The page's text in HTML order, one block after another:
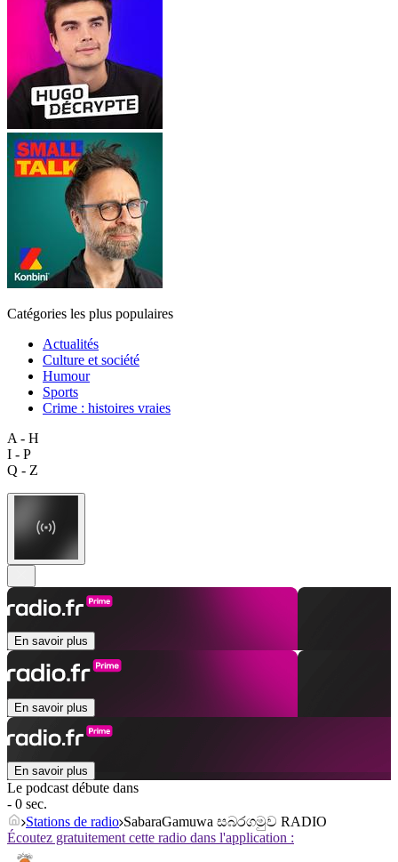
Catégories les plus populaires
Actualités
Culture et société
Humour
Sports
Crime : histoires vraies
A - H
I - P
Q - Z
En savoir plus
En savoir plus
En savoir plus
Le podcast débute dans
- 0 sec.
Stations de radio SabaraGamuwa සබරගමුව RADIO
Écoutez gratuitement cette radio dans l'application :